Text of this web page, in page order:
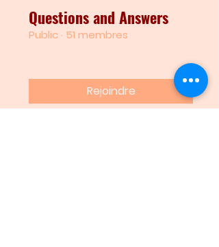
Questions and Answers
Public· 51 membres
Rejoindre